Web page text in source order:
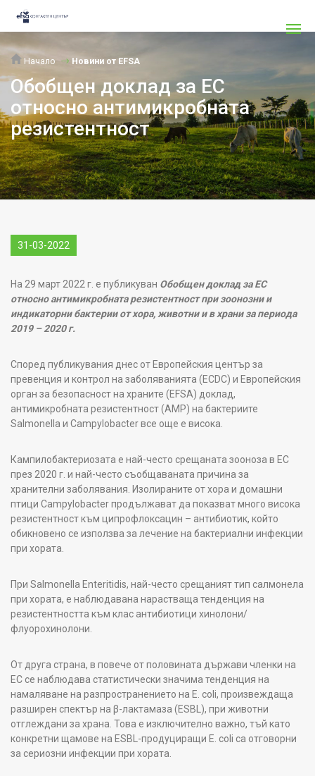
Начало Новини от EFSA
Обобщен доклад за ЕС
относно антимикробната
резистентност
31-03-2022
На 29 март 2022 г. е публикуван Обобщен доклад за ЕС
относно антимикробната резистентност при зоонозни и
индикаторни бактерии от хора, животни и в храни за периода
2019 – 2020 г.
Според публикувания днес от Европейския център за
превенция и контрол на заболяванията (ECDC) и Европейския
орган за безопасност на храните (EFSA) доклад,
антимикробната резистентност (АМР) на бактериите
Salmonella и Campylobacter все още е висока.
Кампилобактериозата е най-често срещаната зооноза в ЕС
през 2020 г. и най-често съобщаваната причина за
хранителни заболявания. Изолираните от хора и домашни
птици Campylobacter продължават да показват много висока
резистентност към ципрофлоксацин – антибиотик, който
обикновено се използва за лечение на бактериални инфекции
при хората.
При Salmonella Enteritidis, най-често срещаният тип салмонела
при хората, е наблюдавана нарастваща тенденция на
резистентността към клас антибиотици хинолони/
флуорохинолони.
От друга страна, в повече от половината държави членки на
ЕС се наблюдава статистически значима тенденция на
намаляване на разпространението на E. coli, произвеждаща
разширен спектър на β-лактамаза (ESBL), при животни
отглеждани за храна. Това е изключително важно, тъй като
конкретни щамове на ESBL-продуциращи E. coli са отговорни
за сериозни инфекции при хората.